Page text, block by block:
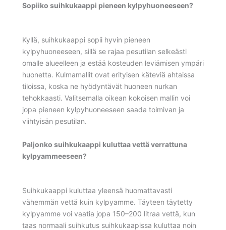
Sopiiko suihkukaappi pieneen kylpyhuoneeseen?
Kyllä, suihkukaappi sopii hyvin pieneen
kylpyhuoneeseen, sillä se rajaa pesutilan selkeästi
omalle alueelleen ja estää kosteuden leviämisen ympäri
huonetta. Kulmamallit ovat erityisen käteviä ahtaissa
tiloissa, koska ne hyödyntävät huoneen nurkan
tehokkaasti. Valitsemalla oikean kokoisen mallin voi
jopa pieneen kylpyhuoneeseen saada toimivan ja
viihtyisän pesutilan.
Paljonko suihkukaappi kuluttaa vettä verrattuna
kylpyammeeseen?
Suihkukaappi kuluttaa yleensä huomattavasti
vähemmän vettä kuin kylpyamme. Täyteen täytetty
kylpyamme voi vaatia jopa 150–200 litraa vettä, kun
taas normaali suihkutus suihkukaapissa kuluttaa noin